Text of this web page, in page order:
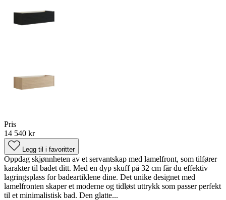
Pris
14 540 kr
Legg til i favoritter
Oppdag skjønnheten av et servantskap med lamelfront, som tilfører
karakter til badet ditt. Med en dyp skuff på 32 cm får du effektiv
lagringsplass for badeartiklene dine. Det unike designet med
lamelfronten skaper et moderne og tidløst uttrykk som passer perfekt
til et minimalistisk bad. Den glatte...